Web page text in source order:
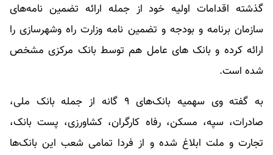
گذشته اقدامات اولیه خود از جمله ارائه تضمین نامه‌های
سازمان برنامه و بودجه و تضمین نامه وزارت راه وشهرسازی را
ارائه کرده و بانک های عامل هم توسط بانک مرکزی مشخص
شده است.
به گفته وی سهمیه بانک‌های ۹ گانه از جمله بانک ملی،
صادرات، سپه، مسکن، رفاه کارگران، کشاورزی، پست بانک،
تجارت و ملت ابلاغ شده و از فردا تمامی شعب این بانک‌ها